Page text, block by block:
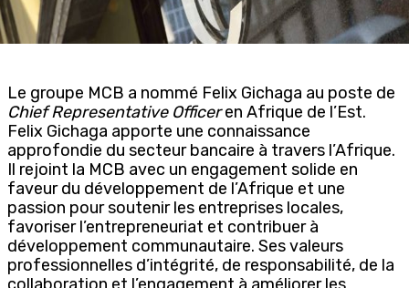
Le groupe MCB a nommé Felix Gichaga au poste de
Chief Representative Officeren Afrique de l’Est.
Felix Gichaga apporte une connaissance
approfondie du secteur bancaire à travers l’Afrique.
Il rejoint la MCB avec un engagement solide en
faveur du développement de l’Afrique et une
passion pour soutenir les entreprises locales,
favoriser l’entrepreneuriat et contribuer à
développement communautaire. Ses valeurs
professionnelles d’intégrité, de responsabilité, de la